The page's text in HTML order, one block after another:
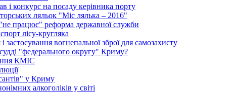
і конкурс на посаду керівника порту
ляльок "Міс лялька – 2016"
"не працює" реформа державної служби
лісу-кругляка
застосування вогнепальної зброї для самозахисту
"федерального округу" Криму?
КМІС
у Криму
алкоголіків у світі